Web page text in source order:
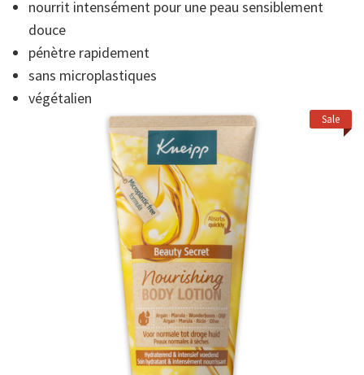
Sale
de
moyenne.
Read
7
Reviews.
Lien
nourrit intensément pour une peau sensiblement
douce
pénètre rapidement
sans microplastiques
végétalien